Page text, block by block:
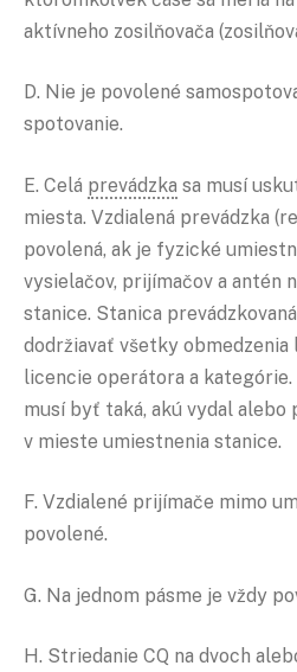
aktívneho zosilňovača
D. Nie je povolené
spotovanie.
E. Celá prevádzka sa musí
miesta. Vzdialená prevádzka
povolená, ak je fyzické
vysielačov, prijímačov a antén
stanice. Stanica
dodržiavať všetky obmedzenia
licencie operátora a kategórie.
musí byť taká, akú vydal
v mieste umiestnenia stanice.
F. Vzdialené prijímače mimo
povolené.
G. Na jednom pásme je vždy
H. Striedanie CQ na dvoch